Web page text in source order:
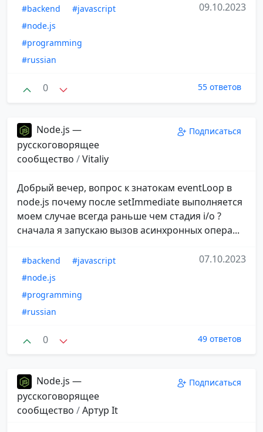
#backend
#javascript
#node.js
#programming
#russian
09.10.2023
0 55 ответов
Node.js —
русскоговорящее
сообщество /Vitaliy
Подписаться
Добрый вечер, вопрос к знатокам eventLoop в
node.js почему после setImmediate выполняется
моем случае всегда раньше чем стадия i/o ?
сначала я запускаю вызов асинхронных опера...
#backend
#javascript
#node.js
#programming
#russian
07.10.2023
0 49 ответов
Node.js —
русскоговорящее
сообщество /Aртур It
Подписаться